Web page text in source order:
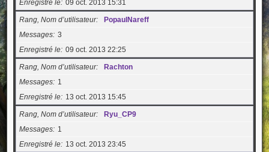
Enregistré le 09 oct. 2013 15:31
Rang, Nom d’utilisateur
PopaulNareff
Messages 3
Enregistré le 09 oct. 2013 22:25
Rang, Nom d’utilisateur
Rachton
Messages
1
Enregistré le
13 oct. 2013 15:45
Rang, Nom d’utilisateur
Ryu_CP9
Messages
1
Enregistré le
13 oct. 2013 23:45